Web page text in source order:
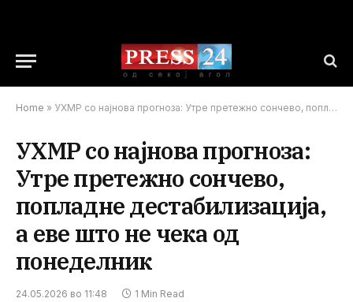
Home » УХМР со најнова прогноза: Утре претежно сончево, попладне дестабилизација, а еве што не чека од понеделник
УХМР со најнова прогноза:
Утре претежно сончево,
попладне дестабилизација,
а еве што не чека од
понеделник
24.05.2026 во 11:48 1 Min Read